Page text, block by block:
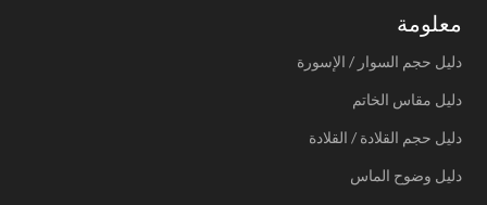
معلومة
دليل حجم السوار / الإسورة
دليل مقاس الخاتم
دليل حجم القلادة / القلادة
دليل وضوح الماس